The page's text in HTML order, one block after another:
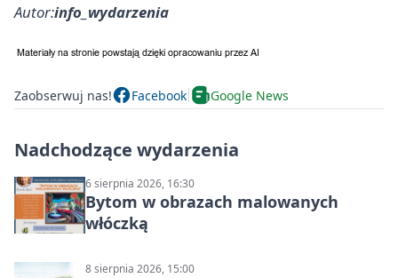
Autor:info_wydarzenia
Zaobserwuj nas! Facebook Google News
Nadchodzące wydarzenia
6 sierpnia 2026, 16:30
Bytom w obrazach malowanych
włóczką
8 sierpnia 2026, 15:00